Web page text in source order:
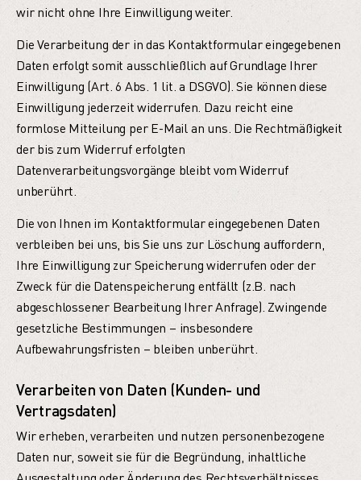
wir nicht ohne Ihre Einwilligung weiter.
Die Verarbeitung der in das Kontaktformular eingegebenen
Daten erfolgt somit ausschließlich auf Grundlage Ihrer
Einwilligung (Art. 6 Abs. 1 lit. a DSGVO). Sie können diese
Einwilligung jederzeit widerrufen. Dazu reicht eine
formlose Mitteilung per E-Mail an uns. Die Rechtmäßigkeit
der bis zum Widerruf erfolgten
Datenverarbeitungsvorgänge bleibt vom Widerruf
unberührt.
Die von Ihnen im Kontaktformular eingegebenen Daten
verbleiben bei uns, bis Sie uns zur Löschung auffordern,
Ihre Einwilligung zur Speicherung widerrufen oder der
Zweck für die Datenspeicherung entfällt (z.B. nach
abgeschlossener Bearbeitung Ihrer Anfrage). Zwingende
gesetzliche Bestimmungen – insbesondere
Aufbewahrungsfristen – bleiben unberührt.
Verarbeiten von Daten (Kunden- und
Vertragsdaten)
Wir erheben, verarbeiten und nutzen personenbezogene
Daten nur, soweit sie für die Begründung, inhaltliche